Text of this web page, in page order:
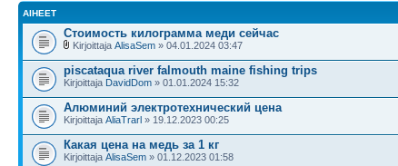
AIHEET
Стоимость килограмма меди сейчас
Kirjoittaja AlisaSem » 04.01.2024 03:47
piscataqua river falmouth maine fishing trips
Kirjoittaja DavidDom » 01.01.2024 15:32
Алюминий электротехнический цена
Kirjoittaja AliaTrarl » 19.12.2023 00:25
Какая цена на медь за 1 кг
Kirjoittaja AlisaSem » 01.12.2023 01:58